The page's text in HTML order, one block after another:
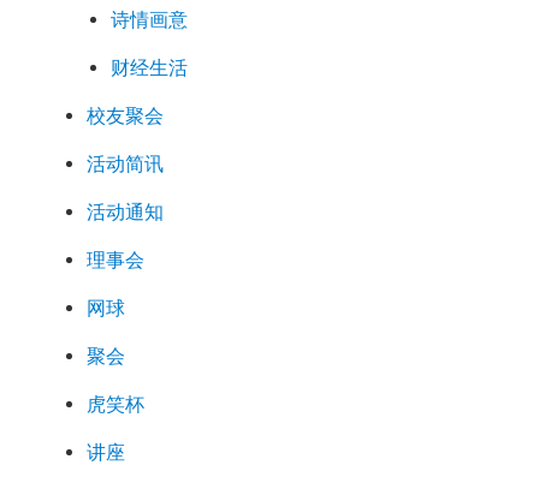
诗情画意
财经生活
校友聚会
活动简讯
活动通知
理事会
网球
聚会
虎笑杯
讲座